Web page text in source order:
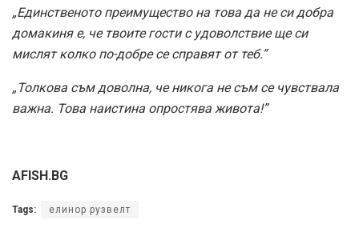
„Единственото преимущество на това да не си добра
домакиня е, че твоите гости с удоволствие ще си
мислят колко по-добре се справят от теб.”
„Толкова съм доволна, че никога не съм се чувствала
важна. Това наистина опростява живота!”
AFISH.BG
Tags: елинор рузвелт